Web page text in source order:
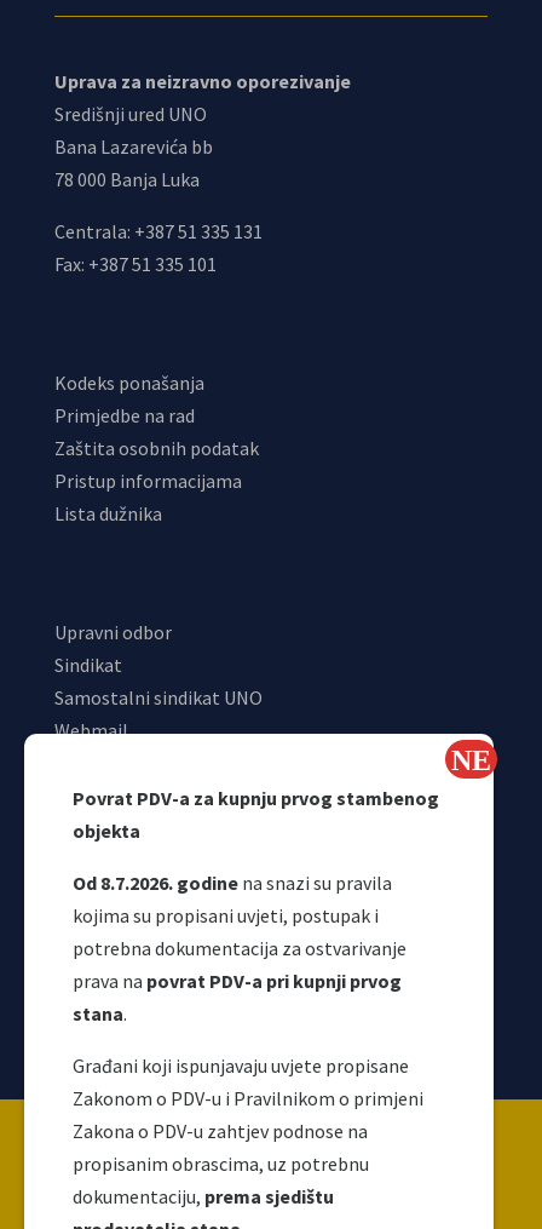
Povrat PDV-a za kupnju prvog stambenog
objekta
Od 8.7.2026. godine na snazi su pravila
kojima su propisani uvjeti, postupak i
potrebna dokumentacija za ostvarivanje
prava na povrat PDV-a pri kupnji prvog
stana.
Građani koji ispunjavaju uvjete propisane
Zakonom o PDV-u i Pravilnikom o primjeni
Zakona o PDV-u zahtjev podnose na
propisanim obrascima, uz potrebnu
dokumentaciju, prema sjedištu
Uprava za neizravno oporezivanje
Središnji ured UNO
Bana Lazarevića bb
78 000 Banja Luka
Centrala: +387 51 335 131
Fax: +387 51 335 101
Kodeks ponašanja
Primjedbe na rad
Zaštita osobnih podatak
Pristup informacijama
Lista dužnika
Upravni odbor
Sindikat
Samostalni sindikat UNO
Webmail
Korisni linkovi
Copyright ©2026 Uprava za indirektno / neizravno
oporezivanje BiH